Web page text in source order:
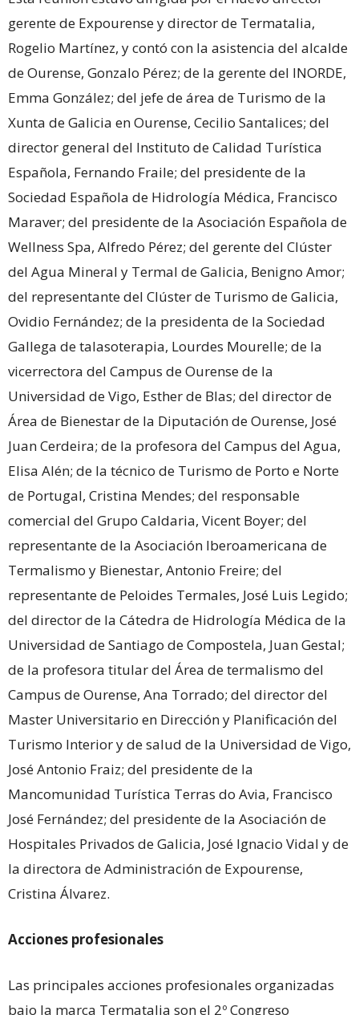
gerente de Expourense y director de Termatalia,
Rogelio Martínez, y contó con la asistencia del alcalde
de Ourense, Gonzalo Pérez; de la gerente del INORDE,
Emma González; del jefe de área de Turismo de la
Xunta de Galicia en Ourense, Cecilio Santalices; del
director general del Instituto de Calidad Turística
Española, Fernando Fraile; del presidente de la
Sociedad Española de Hidrología Médica, Francisco
Maraver; del presidente de la Asociación Española de
Wellness Spa, Alfredo Pérez; del gerente del Clúster
del Agua Mineral y Termal de Galicia, Benigno Amor;
del representante del Clúster de Turismo de Galicia,
Ovidio Fernández; de la presidenta de la Sociedad
Gallega de talasoterapia, Lourdes Mourelle; de la
vicerrectora del Campus de Ourense de la
Universidad de Vigo, Esther de Blas; del director de
Área de Bienestar de la Diputación de Ourense, José
Juan Cerdeira; de la profesora del Campus del Agua,
Elisa Alén; de la técnico de Turismo de Porto e Norte
de Portugal, Cristina Mendes; del responsable
comercial del Grupo Caldaria, Vicent Boyer; del
representante de la Asociación Iberoamericana de
Termalismo y Bienestar, Antonio Freire; del
representante de Peloides Termales, José Luis Legido;
del director de la Cátedra de Hidrología Médica de la
Universidad de Santiago de Compostela, Juan Gestal;
de la profesora titular del Área de termalismo del
Campus de Ourense, Ana Torrado; del director del
Master Universitario en Dirección y Planificación del
Turismo Interior y de salud de la Universidad de Vigo,
José Antonio Fraiz; del presidente de la
Mancomunidad Turística Terras do Avia, Francisco
José Fernández; del presidente de la Asociación de
Hospitales Privados de Galicia, José Ignacio Vidal y de
la directora de Administración de Expourense,
Cristina Álvarez.
Acciones profesionales
Las principales acciones profesionales organizadas
bajo la marca Termatalia son el 2º Congreso